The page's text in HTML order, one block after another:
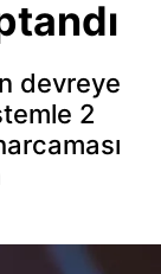
devreye
2